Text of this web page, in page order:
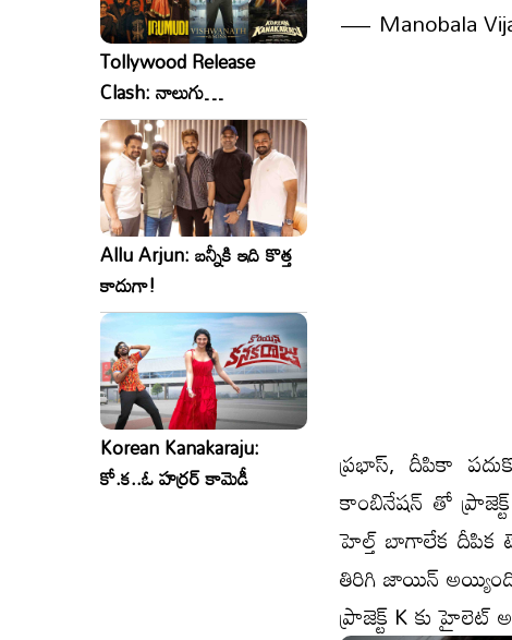
Tollywood Release
Clash: నాలుగు
సినిమాలు..ఒకేసారి..ఎందుకో?
Allu Arjun: బన్నీకి ఇది కొత్త
కాదుగా!
Korean Kanakaraju:
కో.క..ఓ హర్రర్ కామెడీ
— Manobala
ప్రభాస్, దీపికా
కాంబినేష‌న్ తో
హెల్త్ బాగాలేక దీపిక
తిరిగి జాయిన్
ప్రాజెక్ట్ K కు హైలెట్